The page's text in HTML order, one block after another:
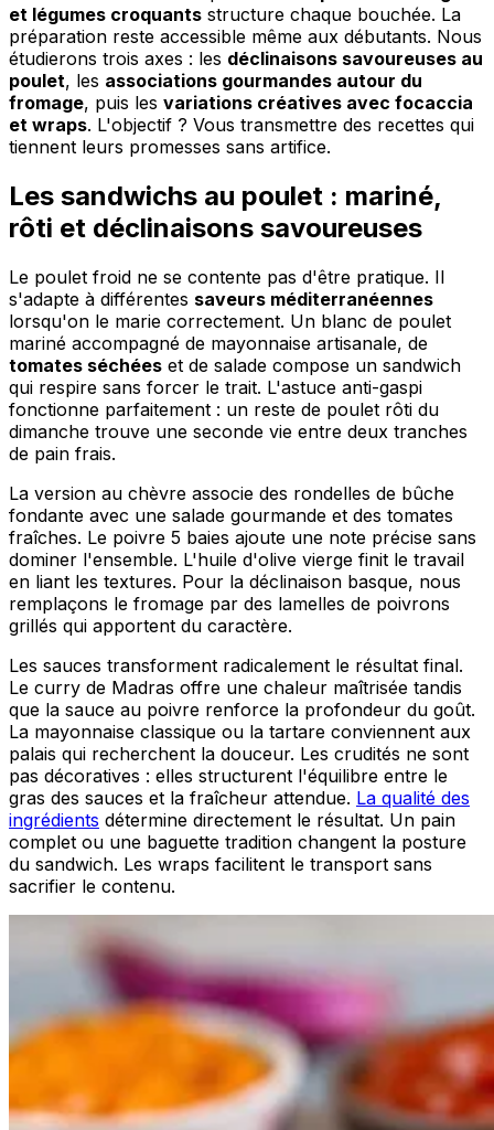
et légumes croquants structure chaque bouchée. La
préparation reste accessible même aux débutants. Nous
étudierons trois axes : les déclinaisons savoureuses au
poulet, les associations gourmandes autour du
fromage, puis les variations créatives avec focaccia
et wraps. L'objectif ? Vous transmettre des recettes qui
tiennent leurs promesses sans artifice.
Les sandwichs au poulet : mariné,
rôti et déclinaisons savoureuses
Le poulet froid ne se contente pas d'être pratique. Il
s'adapte à différentes saveurs méditerranéennes
lorsqu'on le marie correctement. Un blanc de poulet
mariné accompagné de mayonnaise artisanale, de
tomates séchées et de salade compose un sandwich
qui respire sans forcer le trait. L'astuce anti-gaspi
fonctionne parfaitement : un reste de poulet rôti du
dimanche trouve une seconde vie entre deux tranches
de pain frais.
La version au chèvre associe des rondelles de bûche
fondante avec une salade gourmande et des tomates
fraîches. Le poivre 5 baies ajoute une note précise sans
dominer l'ensemble. L'huile d'olive vierge finit le travail
en liant les textures. Pour la déclinaison basque, nous
remplaçons le fromage par des lamelles de poivrons
grillés qui apportent du caractère.
Les sauces transforment radicalement le résultat final.
Le curry de Madras offre une chaleur maîtrisée tandis
que la sauce au poivre renforce la profondeur du goût.
La mayonnaise classique ou la tartare conviennent aux
palais qui recherchent la douceur. Les crudités ne sont
pas décoratives : elles structurent l'équilibre entre le
gras des sauces et la fraîcheur attendue. La qualité des
ingrédients détermine directement le résultat. Un pain
complet ou une baguette tradition changent la posture
du sandwich. Les wraps facilitent le transport sans
sacrifier le contenu.